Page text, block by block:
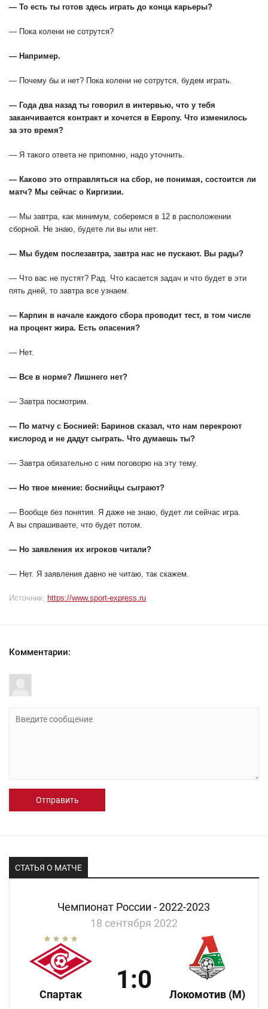
— То есть ты готов здесь играть до конца карьеры?
— Пока колени не сотрутся?
— Например.
— Почему бы и нет? Пока колени не сотрутся, будем играть.
— Года два назад ты говорил в интервью, что у тебя
заканчивается контракт и хочется в Европу. Что изменилось
за это время?
— Я такого ответа не припомню, надо уточнить.
— Каково это отправляться на сбор, не понимая, состоится ли
матч? Мы сейчас о Киргизии.
— Мы завтра, как минимум, соберемся в 12 в расположении
сборной. Не знаю, будете ли вы или нет.
— Мы будем послезавтра, завтра нас не пускают. Вы рады?
— Что вас не пустят? Рад. Что касается задач и что будет в эти
пять дней, то завтра все узнаем.
— Карпин в начале каждого сбора проводит тест, в том числе
на процент жира. Есть опасения?
— Нет.
— Все в норме? Лишнего нет?
— Завтра посмотрим.
— По матчу с Боснией: Баринов сказал, что нам перекроют
кислород и не дадут сыграть. Что думаешь ты?
— Завтра обязательно с ним поговорю на эту тему.
— Но твое мнение: боснийцы сыграют?
— Вообще без понятия. Я даже не знаю, будет ли сейчас игра.
А вы спрашиваете, что будет потом.
— Но заявления их игроков читали?
— Нет. Я заявления давно не читаю, так скажем.
Источник: https://www.sport-express.ru
Комментарии:
Отправить
СТАТЬЯ О МАТЧЕ
Чемпионат России - 2022-2023
18 сентября 2022
Спартак
1:0
Локомотив (М)